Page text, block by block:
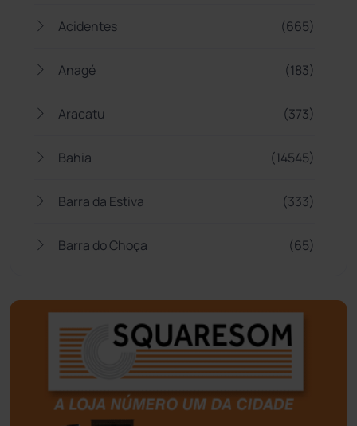
Acidentes (665)
Anagé (183)
Aracatu (373)
Bahia (14545)
Barra da Estiva (333)
Barra do Choça (65)
Bom Jesus da Lapa (505)
Boquira (152)
Botuporã